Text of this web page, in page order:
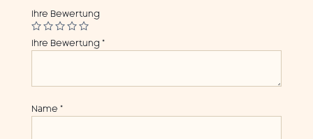
Ihre Bewertung
Ihre Bewertung *
Name *